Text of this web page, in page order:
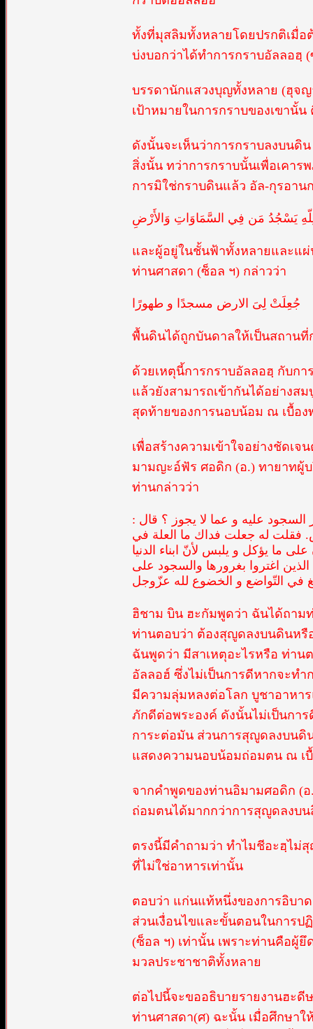
ทั้งที่มุสลิมทั้งหลายโดยปรกติเมื่อ
บ่งบอกว่าได้ทำการกราบอัลลอฮฺ
บรรดานักแสวงบุญทั้งหลาย (ฮุจ
เป้าหมายในการกราบของเขานั้
ดังนั้นจะเห็นว่าการกราบลงบนดิ
สิ่งนั้น ทว่าการกราบนั้นเพื่อเคา
การมิใช่กราบดินแล้ว อัล-กุรอาน
يَسْجُدُ مَن فِي السَّمَاوَاتِ وَالأَرْضِ
และผู้อยู่ในชั้นฟ้าทั้งหลายและแ
ท่านศาสดา (ซ็อล ฯ) กล่าวว่า
جُعِلَتْ لِىَ الارض مسجدًا و طهورًا
พื้นดินได้ถูกบันดาลให้เป็นสถาน
ด้วยเหตุนี้การกราบอัลลอฮฺ กับก
แล้วยังสามารถเข้ากันได้อย่าง
สุดท้ายของการนอบน้อม ณ เบื้อง
เพื่อสร้างความเข้าใจอย่างชัดเ
มามญะอ์ฟัร ศอดิก (อ.) ทายาทผู้
ท่านกล่าวว่า
عليه و عما لا يجوز ؟ قال :
فقلت له جعلت فداك ما العلة في
ما يؤكل و يلبس لأنّ ابناء الدنيا
اغتروا بغرورها والسجود على
في التّواضع و الخضوع لله عزّوجل
ฮิชาม บิน ฮะกัมพูดว่า ฉันได้ถาม
ท่านตอบว่า ต้องสุญูดลงบนดินหรื
ฉันพูดว่า มีสาเหตุอะไรหรือ ท่า
อัลลอฮ์ ซึ่งไม่เป็นการดีหากจะทำ
มีความลุ่มหลงต่อโลก บูชาอาหา
ภักดีต่อพระองค์ ดังนั้นไม่เป็นกา
การะต่อมัน ส่วนการสุญูดลงบนดิ
แสดงความนอบน้อมถ่อมตน ณ เบื้
จากคำพูดของท่านอิมามศอดิก (
ถ่อมตนได้มากกว่าการสุญูดลงบน
ตรงนี้มีคำถามว่า ทำไมชีอะฮฺไม่
ที่ไม่ใช่อาหารเท่านั้น
ตอบว่า แก่นแท้หนึ่งของการอิบา
ส่วนเงื่อนไขและขั้นตอนในการป
(ซ็อล ฯ) เท่านั้น เพราะท่านคือผู้
มวลประชาชาติทั้งหลาย
ต่อไปนี้จะขออธิบายรายงานฮะ
ท่านศาสดา(ศ) ฉะนั้น เมื่อศึกษาใ